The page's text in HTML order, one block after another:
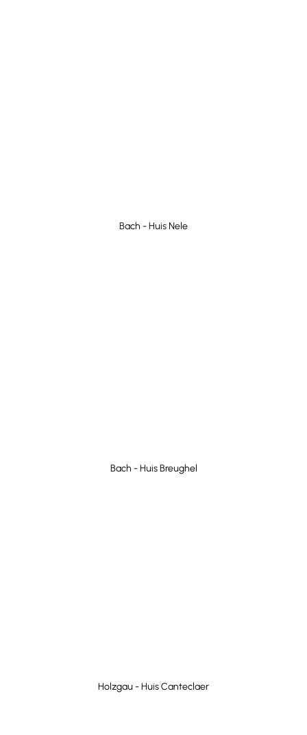
Bach - Huis Nele
Bach - Huis Breughel
Holzgau - Huis Canteclaer